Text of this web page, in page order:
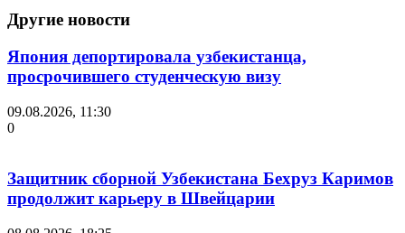
Другие новости
Япония депортировала узбекистанца,
просрочившего студенческую визу
09.08.2026, 11:30
0
Защитник сборной Узбекистана Бехруз Каримов
продолжит карьеру в Швейцарии